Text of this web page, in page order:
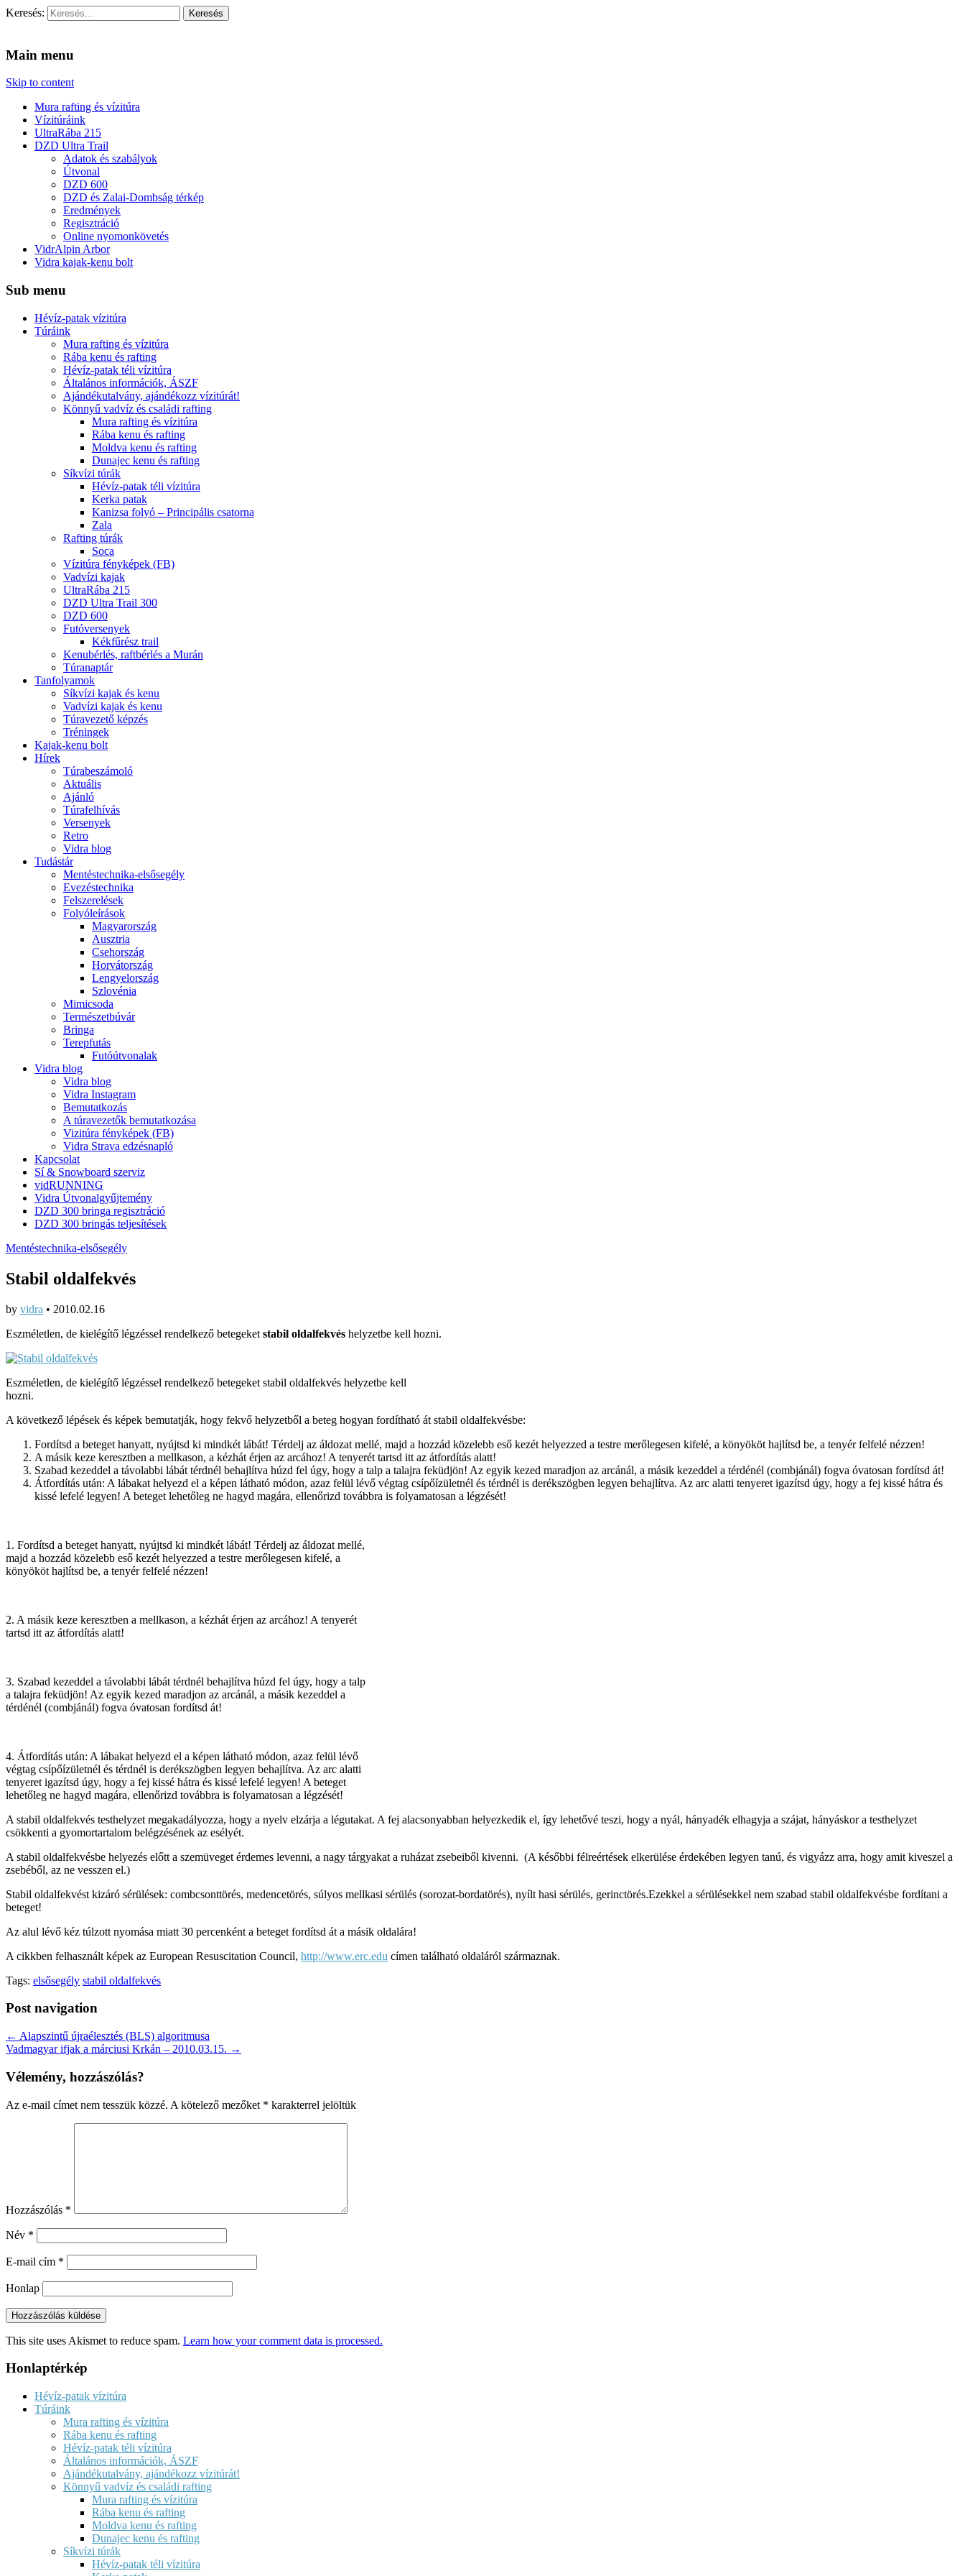
Keresés:
Main menu
Skip to content
Mura rafting és vízitúra
Vízitúráink
UltraRába 215
DZD Ultra Trail
Adatok és szabályok
Útvonal
DZD 600
DZD és Zalai-Dombság térkép
Eredmények
Regisztráció
Online nyomonkövetés
VidrAlpin Arbor
Vidra kajak-kenu bolt
Sub menu
Hévíz-patak vízitúra
Túráink
Mura rafting és vízitúra
Rába kenu és rafting
Hévíz-patak téli vízitúra
Általános információk, ÁSZF
Ajándékutalvány, ajándékozz vízitúrát!
Könnyű vadvíz és családi rafting
Mura rafting és vízitúra
Rába kenu és rafting
Moldva kenu és rafting
Dunajec kenu és rafting
Síkvízi túrák
Hévíz-patak téli vízitúra
Kerka patak
Kanizsa folyó – Principális csatorna
Zala
Rafting túrák
Soca
Vízitúra fényképek (FB)
Vadvízi kajak
UltraRába 215
DZD Ultra Trail 300
DZD 600
Futóversenyek
Kékfűrész trail
Kenubérlés, raftbérlés a Murán
Túranaptár
Tanfolyamok
Síkvízi kajak és kenu
Vadvízi kajak és kenu
Túravezető képzés
Tréningek
Kajak-kenu bolt
Hírek
Túrabeszámoló
Aktuális
Ajánló
Túrafelhívás
Versenyek
Retro
Vidra blog
Tudástár
Mentéstechnika-elsősegély
Evezéstechnika
Felszerelések
Folyóleírások
Magyarország
Ausztria
Csehország
Horvátország
Lengyelország
Szlovénia
Mimicsoda
Természetbúvár
Bringa
Terepfutás
Futóútvonalak
Vidra blog
Vidra blog
Vidra Instagram
Bemutatkozás
A túravezetők bemutatkozása
Vizitúra fényképek (FB)
Vidra Strava edzésnapló
Kapcsolat
Sí & Snowboard szerviz
vidRUNNING
Vidra Útvonalgyűjtemény
DZD 300 bringa regisztráció
DZD 300 bringás teljesítések
Mentéstechnika-elsősegély
Stabil oldalfekvés
by vidra • 2010.02.16
Eszméletlen, de kielégítő légzéssel rendelkező betegeket stabil oldalfekvés helyzetbe kell hozni.
Eszméletlen, de kielégítő légzéssel rendelkező betegeket stabil oldalfekvés helyzetbe kell
hozni.
A következő lépések és képek bemutatják, hogy fekvő helyzetből a beteg hogyan fordítható át stabil oldalfekvésbe:
Fordítsd a beteget hanyatt, nyújtsd ki mindkét lábát! Térdelj az áldozat mellé, majd a hozzád közelebb eső kezét helyezzed a testre merőlegesen kifelé, a könyököt hajlítsd be, a tenyér felfelé nézzen!
A másik keze keresztben a mellkason, a kézhát érjen az arcához! A tenyerét tartsd itt az átfordítás alatt!
Szabad kezeddel a távolabbi lábát térdnél behajlítva húzd fel úgy, hogy a talp a talajra feküdjön! Az egyik kezed maradjon az arcánál, a másik kezeddel a térdénél (combjánál) fogva óvatosan fordítsd át!
Átfordítás után: A lábakat helyezd el a képen látható módon, azaz felül lévő végtag csípőízületnél és térdnél is derékszögben legyen behajlítva. Az arc alatti tenyeret igazítsd úgy, hogy a fej kissé hátra és
kissé lefelé legyen! A beteget lehetőleg ne hagyd magára, ellenőrizd továbbra is folyamatosan a légzését!
1. Fordítsd a beteget hanyatt, nyújtsd ki mindkét lábát! Térdelj az áldozat mellé,
majd a hozzád közelebb eső kezét helyezzed a testre merőlegesen kifelé, a
könyököt hajlítsd be, a tenyér felfelé nézzen!
2. A másik keze keresztben a mellkason, a kézhát érjen az arcához! A tenyerét
tartsd itt az átfordítás alatt!
3. Szabad kezeddel a távolabbi lábát térdnél behajlítva húzd fel úgy, hogy a talp
a talajra feküdjön! Az egyik kezed maradjon az arcánál, a másik kezeddel a
térdénél (combjánál) fogva óvatosan fordítsd át!
4. Átfordítás után: A lábakat helyezd el a képen látható módon, azaz felül lévő
végtag csípőízületnél és térdnél is derékszögben legyen behajlítva. Az arc alatti
tenyeret igazítsd úgy, hogy a fej kissé hátra és kissé lefelé legyen! A beteget
lehetőleg ne hagyd magára, ellenőrizd továbbra is folyamatosan a légzését!
A stabil oldalfekvés testhelyzet megakadályozza, hogy a nyelv elzárja a légutakat. A fej alacsonyabban helyezkedik el, így lehetővé teszi, hogy a nyál, hányadék elhagyja a szájat, hányáskor a testhelyzet
csökkenti a gyomortartalom belégzésének az esélyét.
A stabil oldalfekvésbe helyezés előtt a szemüveget érdemes levenni, a nagy tárgyakat a ruházat zsebeiből kivenni. (A későbbi félreértések elkerülése érdekében legyen tanú, és vigyázz arra, hogy amit kiveszel a
zsebéből, az ne vesszen el.)
Stabil oldalfekvést kizáró sérülések: combcsonttörés, medencetörés, súlyos mellkasi sérülés (sorozat-bordatörés), nyílt hasi sérülés, gerinctörés.Ezekkel a sérülésekkel nem szabad stabil oldalfekvésbe fordítani a
beteget!
Az alul lévő kéz túlzott nyomása miatt 30 percenként a beteget fordítsd át a másik oldalára!
A cikkben felhasznált képek az European Resuscitation Council, http://www.erc.edu címen található oldaláról származnak.
Tags: elsősegély stabil oldalfekvés
Post navigation
← Alapszintű újraélesztés (BLS) algoritmusa
Vadmagyar ifjak a márciusi Krkán – 2010.03.15. →
Vélemény, hozzászólás?
Az e-mail címet nem tesszük közzé. A kötelező mezőket * karakterrel jelöltük
Hozzászólás *
Név *
E-mail cím *
Honlap
This site uses Akismet to reduce spam. Learn how your comment data is processed.
Honlaptérkép
Hévíz-patak vízitúra
Túráink
Mura rafting és vízitúra
Rába kenu és rafting
Hévíz-patak téli vízitúra
Általános információk, ÁSZF
Ajándékutalvány, ajándékozz vízitúrát!
Könnyű vadvíz és családi rafting
Mura rafting és vízitúra
Rába kenu és rafting
Moldva kenu és rafting
Dunajec kenu és rafting
Síkvízi túrák
Hévíz-patak téli vízitúra